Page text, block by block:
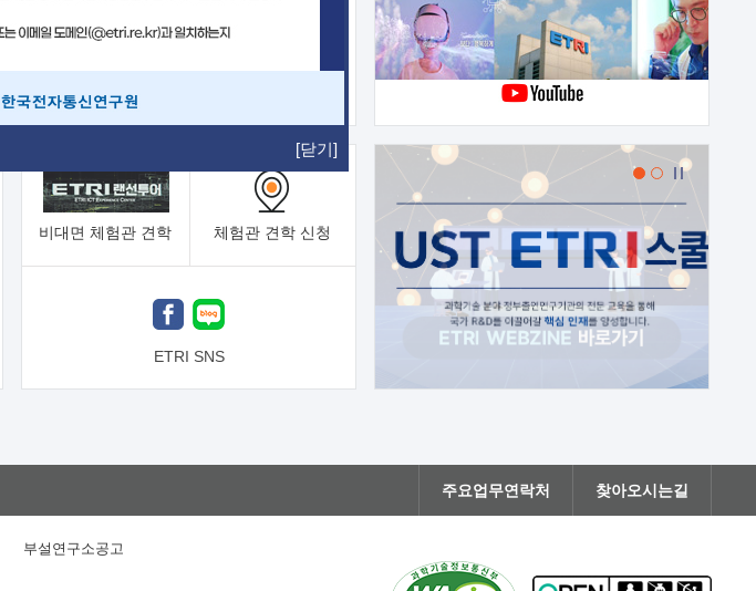
[닫기]
보유특허 이전가능 기술
융합기술연구생산센터 반도체실험실
비대면 체험관 견학 체험관 견학 신청
ETRI SNS
주요업무연락처 찾아오시는길
부설연구소공고